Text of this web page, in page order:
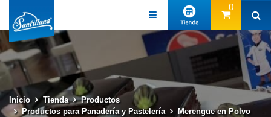
0
Inicio Tienda
Productos
Productos para Panadería y Pastelería
Merengue en Polvo
(57) 3131313131